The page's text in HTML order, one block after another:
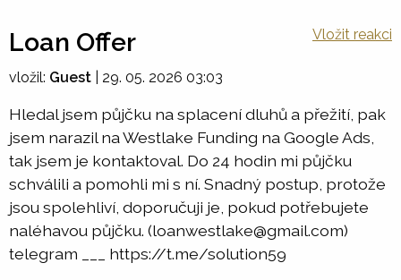
Loan Offer Vložit reakci
vložil: Guest 29. 05. 2026 03:03
Hledal jsem půjčku na splacení dluhů a přežití, pak
jsem narazil na Westlake Funding na Google Ads,
tak jsem je kontaktoval. Do 24 hodin mi půjčku
schválili a pomohli mi s ní. Snadný postup, protože
jsou spolehliví, doporučuji je, pokud potřebujete
naléhavou půjčku. (loanwestlake@gmail.com)
telegram ___ https://t.me/solution59